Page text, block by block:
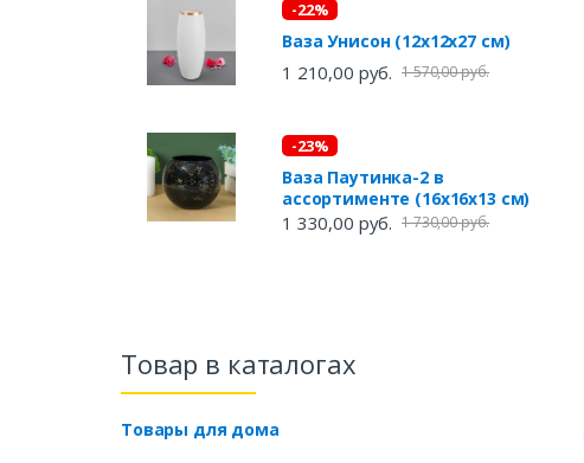
-22%
Ваза Унисон (12х12х27 см)
1 210,00 руб. 1 570,00 руб.
-23%
Ваза Паутинка-2 в
ассортименте (16х16х13 см)
1 330,00 руб. 1 730,00 руб.
Товар в каталогах
Товары для дома